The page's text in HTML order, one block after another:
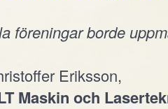
föreningar borde
Eriksson,
Maskin och